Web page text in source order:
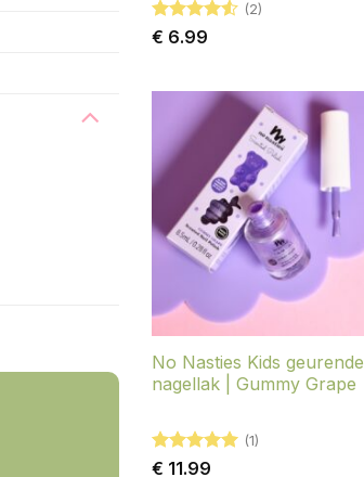
Gewaardeerd
(2)
€ 6.99
No Nasties Kids geurende
nagellak | Gummy Grape
Gewaardeerd
(1)
€ 11.99